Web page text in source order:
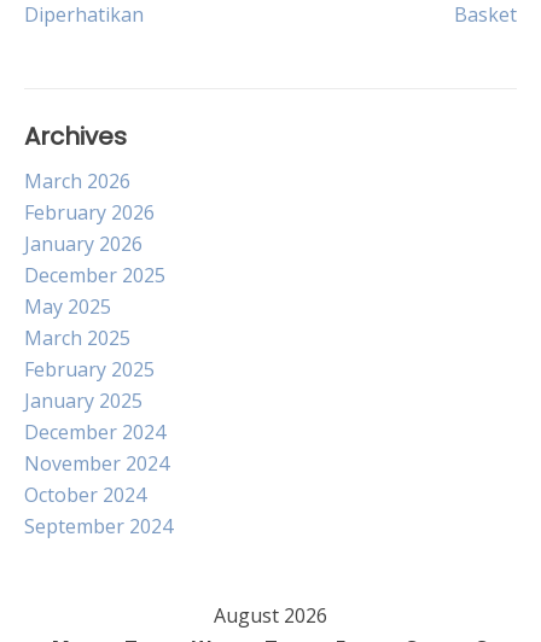
navigation
Diperhatikan
Basket
Archives
March 2026
February 2026
January 2026
December 2025
May 2025
March 2025
February 2025
January 2025
December 2024
November 2024
October 2024
September 2024
August 2026